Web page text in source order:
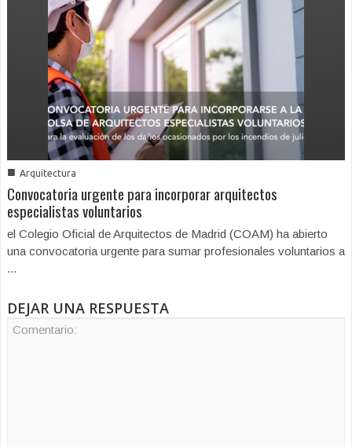
■ Arquitectura
Convocatoria urgente para incorporar arquitectos
especialistas voluntarios
el Colegio Oficial de Arquitectos de Madrid (COAM) ha abierto
una convocatoria urgente para sumar profesionales voluntarios a
...
DEJAR UNA RESPUESTA